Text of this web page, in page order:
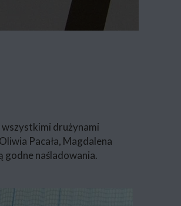
wszystkimi drużynami
Pacała, Magdalena
godne naśladowania.